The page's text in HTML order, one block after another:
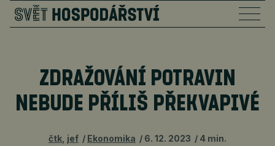
ZDRAŽOVÁNÍ POTRAVIN
NEBUDE PŘÍLIŠ PŘEKVAPIVÉ
čtk jef Ekonomika 6. 12. 2023 4 min.